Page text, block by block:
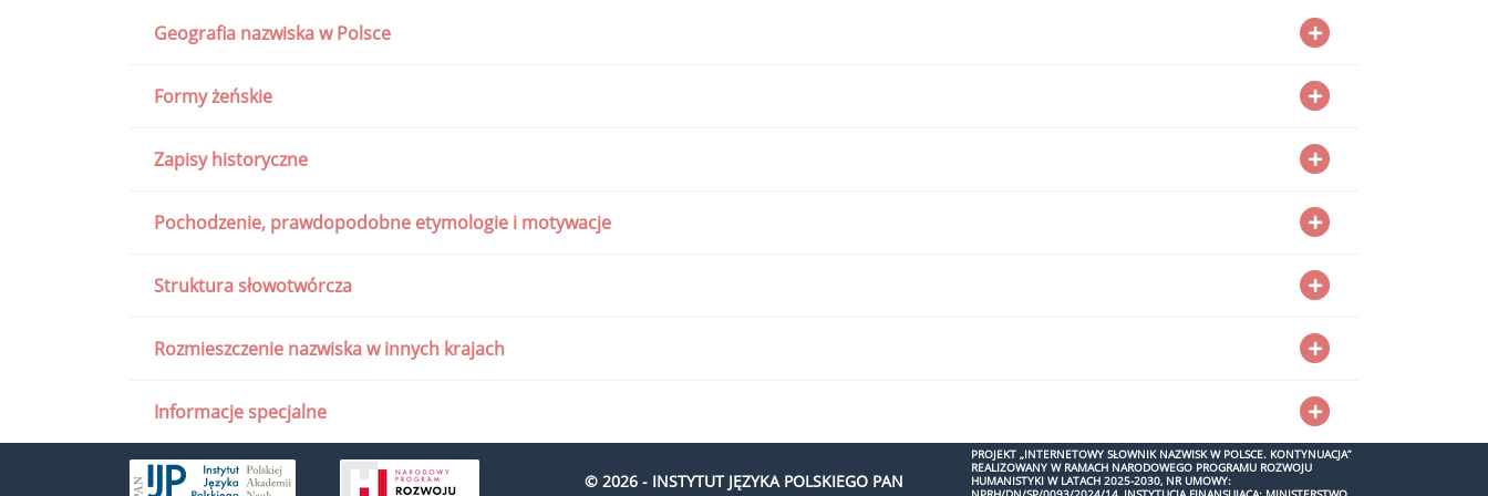
Geografia nazwiska w Polsce
Formy żeńskie
Zapisy historyczne
Pochodzenie, prawdopodobne etymologie i motywacje
Struktura słowotwórcza
Rozmieszczenie nazwiska w innych krajach
Informacje specjalne
© 2026 - INSTYTUT JĘZYKA POLSKIEGO PAN
PROJEKT „INTERNETOWY SŁOWNIK NAZWISK W POLSCE. KONTYNUACJA”
REALIZOWANY W RAMACH NARODOWEGO PROGRAMU ROZWOJU
HUMANISTYKI W LATACH 2025-2030, NR UMOWY: